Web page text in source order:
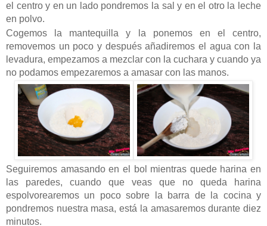
el centro y en un lado pondremos la sal y en el otro la leche
en polvo.
Cogemos la mantequilla y la ponemos en el centro,
removemos un poco y después añadiremos el agua con la
levadura, empezamos a mezclar con la cuchara y cuando ya
no podamos empezaremos a amasar con las manos.
Seguiremos amasando en el bol mientras quede harina en
las paredes, cuando que veas que no queda harina
espolvorearemos un poco sobre la barra de la cocina y
pondremos nuestra masa, está la amasaremos durante diez
minutos.